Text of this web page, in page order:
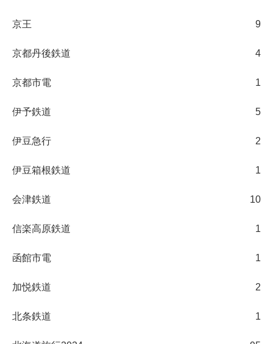
京王 9
京都丹後鉄道 4
京都市電 1
伊予鉄道 5
伊豆急行 2
伊豆箱根鉄道 1
会津鉄道 10
信楽高原鉄道 1
函館市電 1
加悦鉄道 2
北条鉄道 1